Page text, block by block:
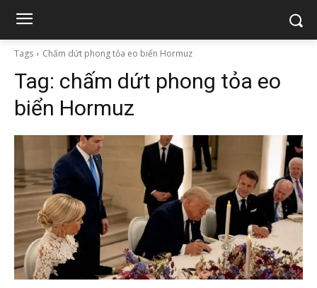
Tags Chấm dứt phong tỏa eo biển Hormuz
Tag: chấm dứt phong tỏa eo
biển Hormuz